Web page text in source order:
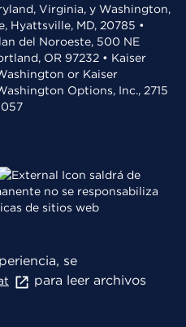
Virginia, y Washington,
Hyattsville, MD, 20785 •
del Noroeste, 500 NE
OR 97232 • Kaiser
or Kaiser
Options, Inc., 2715
saldrá de
no se responsabiliza
de sitios web
se
para leer archivos